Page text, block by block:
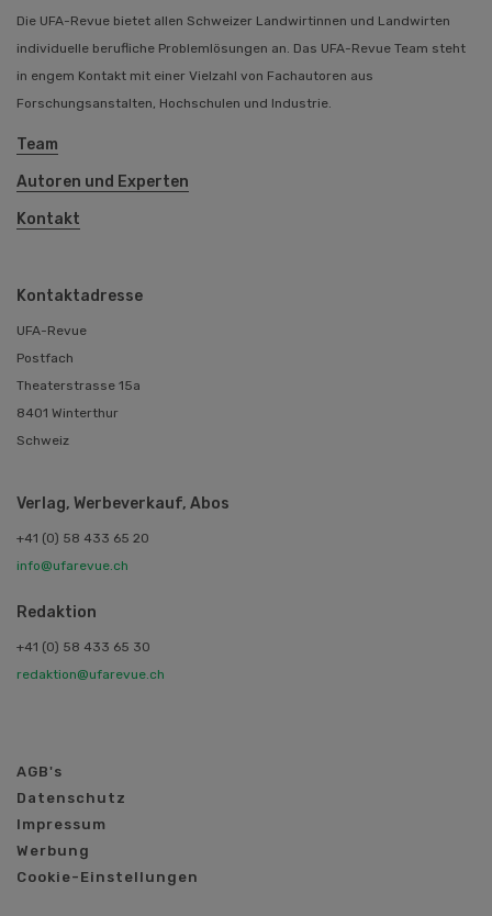
Die UFA-Revue bietet allen Schweizer Landwirtinnen und Landwirten
individuelle berufliche Problemlösungen an. Das UFA-Revue Team steht
in engem Kontakt mit einer Vielzahl von Fachautoren aus
Forschungsanstalten, Hochschulen und Industrie.
Team
Autoren und Experten
Kontakt
Kontaktadresse
UFA-Revue
Postfach
Theaterstrasse 15a
8401 Winterthur
Schweiz
Verlag, Werbeverkauf, Abos
+41 (0) 58 433 65 20
info@ufarevue.ch
Redaktion
+41 (0) 58 433 65 30
redaktion@ufarevue.ch
AGB's
Datenschutz
Impressum
Werbung
Cookie-Einstellungen